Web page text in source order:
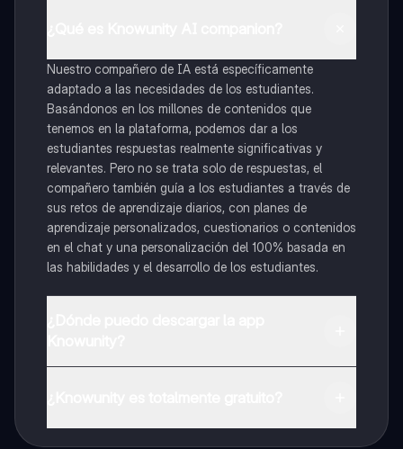
Nuestro compañero de IA está específicamente
adaptado a las necesidades de los estudiantes.
Basándonos en los millones de contenidos que
tenemos en la plataforma, podemos dar a los
estudiantes respuestas realmente significativas y
relevantes. Pero no se trata solo de respuestas, el
compañero también guía a los estudiantes a través de
sus retos de aprendizaje diarios, con planes de
aprendizaje personalizados, cuestionarios o contenidos
en el chat y una personalización del 100% basada en
las habilidades y el desarrollo de los estudiantes.